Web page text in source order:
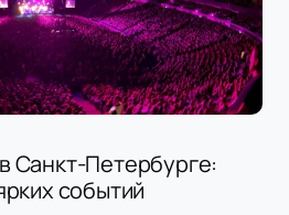
Санкт-Петербурге:
событий